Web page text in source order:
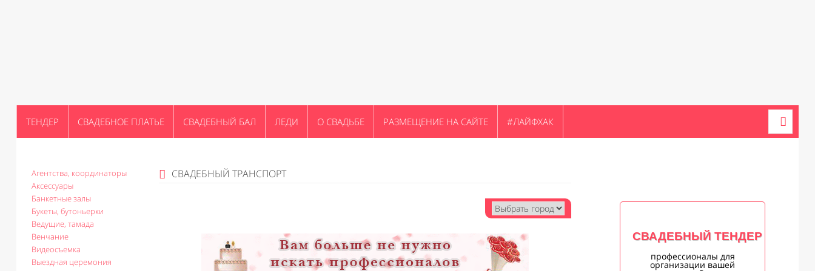
ТЕНДЕР СВАДЕБНОЕ ПЛАТЬЕ СВАДЕБНЫЙ БАЛ ЛЕДИ О СВАДЬБЕ РАЗМЕЩЕНИЕ НА САЙТЕ #ЛАЙФХАК
Агентства, координаторы
Аксессуары
Банкетные залы
Букеты, бутоньерки
Ведущие, тамада
Венчание
Видеосъемка
Выездная церемония
СВАДЕБНЫЙ ТРАНСПОРТ
СВАДЕБНЫЙ ТЕНДЕР
профессионалы для
организации вашей